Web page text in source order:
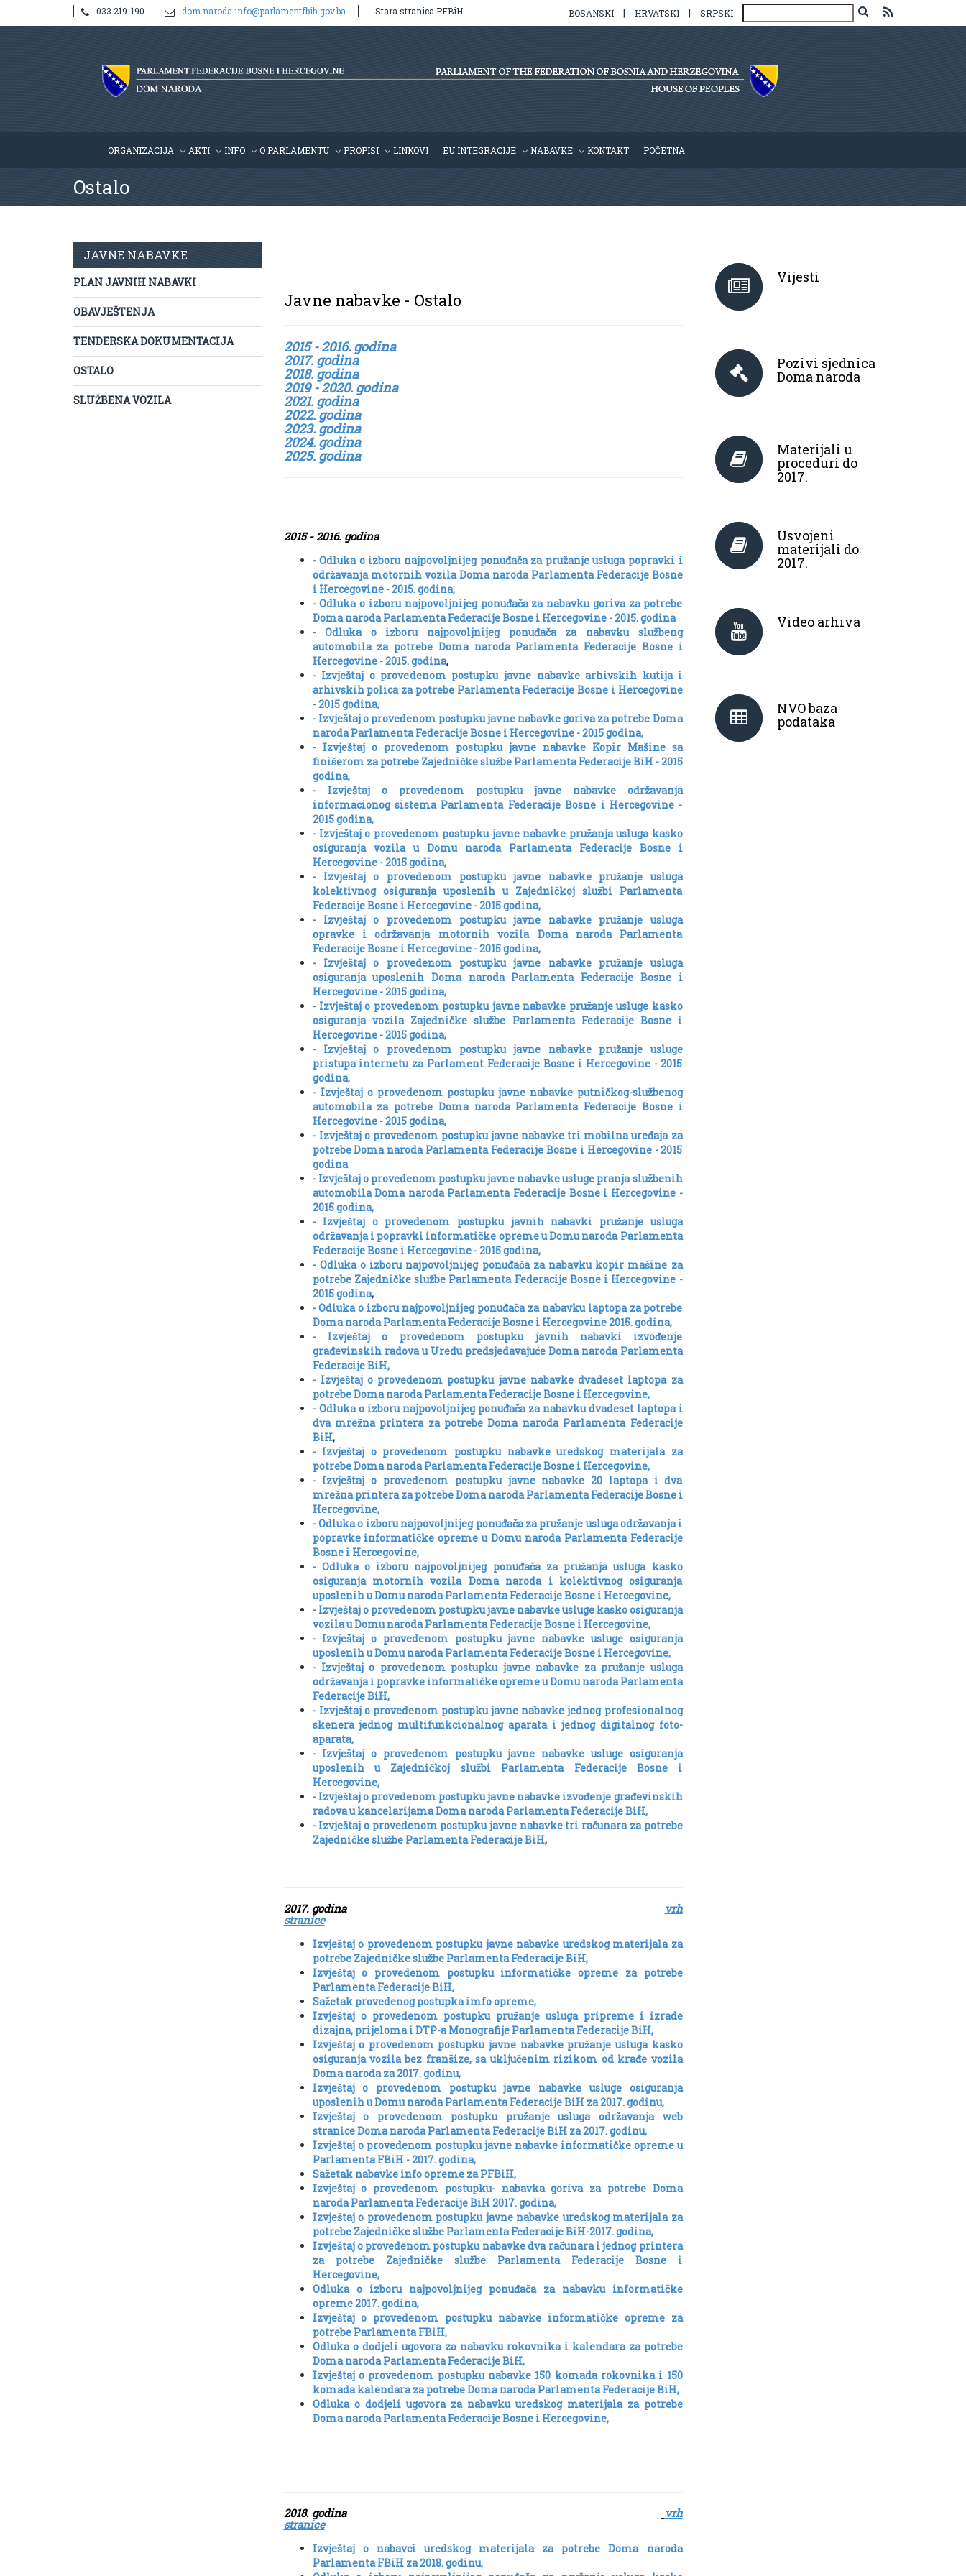
033 219-190 dom.naroda.info@parlamentfbih.gov.ba Stara stranica PFBiH BOSANSKI | HRVATSKI | SRPSKI
ORGANIZACIJA AKTI INFO O PARLAMENTU PROPISI LINKOVI EU INTEGRACIJE NABAVKE KONTAKT POČETNA
Ostalo
JAVNE NABAVKE
PLAN JAVNIH NABAVKI
OBAVJEŠTENJA
TENDERSKA DOKUMENTACIJA
OSTALO
SLUŽBENA VOZILA
Javne nabavke - Ostalo
2015 - 2016. godina
2017. godina
2018. godina
2019 - 2020. godina
2021. godina
2022. godina
2023. godina
2024. godina
2025. godina
2015 - 2016. godina
-Odluka o izboru najpovoljnijeg ponuđača za pružanje usluga popravki i
održavanja motornih vozila Doma naroda Parlamenta Federacije Bosne
i Hercegovine - 2015. godina,
- Odluka o izboru najpovoljnijeg ponuđača za nabavku goriva za potrebe
Doma naroda Parlamenta Federacije Bosne i Hercegovine - 2015. godina
- Odluka o izboru najpovoljnijeg ponuđača za nabavku službeng
automobila za potrebe Doma naroda Parlamenta Federacije Bosne i
Hercegovine - 2015. godina,
- Izvještaj o provedenom postupku javne nabavke arhivskih kutija i
arhivskih polica za potrebe Parlamenta Federacije Bosne i Hercegovine
- 2015 godina,
- Izvještaj o provedenom postupku javne nabavke goriva za potrebe Doma
naroda Parlamenta Federacije Bosne i Hercegovine - 2015 godina,
- Izvještaj o provedenom postupku javne nabavke Kopir Mašine sa
finišerom za potrebe Zajedničke službe Parlamenta Federacije BiH - 2015
godina,
- Izvještaj o provedenom postupku javne nabavke održavanja
informacionog sistema Parlamenta Federacije Bosne i Hercegovine -
2015 godina,
- Izvještaj o provedenom postupku javne nabavke pružanja usluga kasko
osiguranja vozila u Domu naroda Parlamenta Federacije Bosne i
Hercegovine - 2015 godina,
- Izvještaj o provedenom postupku javne nabavke pružanje usluga
kolektivnog osiguranja uposlenih u Zajedničkoj službi Parlamenta
Federacije Bosne i Hercegovine - 2015 godina,
- Izvještaj o provedenom postupku javne nabavke pružanje usluga
opravke i održavanja motornih vozila Doma naroda Parlamenta
Federacije Bosne i Hercegovine - 2015 godina,
- Izvještaj o provedenom postupku javne nabavke pružanje usluga
osiguranja uposlenih Doma naroda Parlamenta Federacije Bosne i
Hercegovine - 2015 godina,
- Izvještaj o provedenom postupku javne nabavke pružanje usluge kasko
osiguranja vozila Zajedničke službe Parlamenta Federacije Bosne i
Hercegovine - 2015 godina,
- Izvještaj o provedenom postupku javne nabavke pružanje usluge
pristupa internetu za Parlament Federacije Bosne i Hercegovine - 2015
godina,
- Izvještaj o provedenom postupku javne nabavke putničkog-službenog
automobila za potrebe Doma naroda Parlamenta Federacije Bosne i
Hercegovine - 2015 godina,
- Izvještaj o provedenom postupku javne nabavke tri mobilna uređaja za
potrebe Doma naroda Parlamenta Federacije Bosne i Hercegovine - 2015
godina
- Izvještaj o provedenom postupku javne nabavke usluge pranja službenih
automobila Doma naroda Parlamenta Federacije Bosne i Hercegovine -
2015 godina,
- Izvještaj o provedenom postupku javnih nabavki pružanje usluga
održavanja i popravki informatičke opreme u Domu naroda Parlamenta
Federacije Bosne i Hercegovine - 2015 godina,
- Odluka o izboru najpovoljnijeg ponuđača za nabavku kopir mašine za
potrebe Zajedničke službe Parlamenta Federacije Bosne i Hercegovine -
2015 godina,
- Odluka o izboru najpovoljnijeg ponuđača za nabavku laptopa za potrebe
Doma naroda Parlamenta Federacije Bosne i Hercegovine 2015. godina,
- Izvještaj o provedenom postupku javnih nabavki izvođenje
građevinskih radova u Uredu predsjedavajuće Doma naroda Parlamenta
Federacije BiH,
- Izvještaj o provedenom postupku javne nabavke dvadeset laptopa za
potrebe Doma naroda Parlamenta Federacije Bosne i Hercegovine,
- Odluka o izboru najpovoljnijeg ponuđača za nabavku dvadeset laptopa i
dva mrežna printera za potrebe Doma naroda Parlamenta Federacije
BiH,
- Izvještaj o provedenom postupku nabavke uredskog materijala za
potrebe Doma naroda Parlamenta Federacije Bosne i Hercegovine,
- Izvještaj o provedenom postupku javne nabavke 20 laptopa i dva
mrežna printera za potrebe Doma naroda Parlamenta Federacije Bosne i
Hercegovine,
- Odluka o izboru najpovoljnijeg ponuđača za pružanje usluga održavanja i
popravke informatičke opreme u Domu naroda Parlamenta Federacije
Bosne i Hercegovine,
- Odluka o izboru najpovoljnijeg ponuđača za pružanja usluga kasko
osiguranja motornih vozila Doma naroda i kolektivnog osiguranja
uposlenih u Domu naroda Parlamenta Federacije Bosne i Hercegovine,
- Izvještaj o provedenom postupku javne nabavke usluge kasko osiguranja
vozila u Domu naroda Parlamenta Federacije Bosne i Hercegovine,
- Izvještaj o provedenom postupku javne nabavke usluge osiguranja
uposlenih u Domu naroda Parlamenta Federacije Bosne i Hercegovine,
- Izvještaj o provedenom postupku javne nabavke za pružanje usluga
održavanja i popravke informatičke opreme u Domu naroda Parlamenta
Federacije BiH,
- Izvještaj o provedenom postupku javne nabavke jednog profesionalnog
skenera jednog multifunkcionalnog aparata i jednog digitalnog foto-
aparata,
- Izvještaj o provedenom postupku javne nabavke usluge osiguranja
uposlenih u Zajedničkoj službi Parlamenta Federacije Bosne i
Hercegovine,
- Izvještaj o provedenom postupku javne nabavke izvođenje građevinskih
radova u kancelarijama Doma naroda Parlamenta Federacije BiH,
- Izvještaj o provedenom postupku javne nabavke tri računara za potrebe
Zajedničke službe Parlamenta Federacije BiH,
2017. godina
vrh
stranice
Izvještaj o provedenom postupku javne nabavke uredskog materijala za
potrebe Zajedničke službe Parlamenta Federacije BiH,
Izvještaj o provedenom postupku informatičke opreme za potrebe
Parlamenta Federacije BiH,
Sažetak provedenog postupka imfo opreme,
Izvještaj o provedenom postupku pružanje usluga pripreme i izrade
dizajna, prijeloma i DTP-a Monografije Parlamenta Federacije BiH,
Izvještaj o provedenom postupku javne nabavke pružanje usluga kasko
osiguranja vozila bez franšize, sa uključenim rizikom od krađe vozila
Doma naroda za 2017. godinu,
Izvještaj o provedenom postupku javne nabavke usluge osiguranja
uposlenih u Domu naroda Parlamenta Federacije BiH za 2017. godinu,
Izvještaj o provedenom postupku pružanje usluga održavanja web
stranice Doma naroda Parlamenta Federacije BiH za 2017. godinu,
Izvještaj o provedenom postupku javne nabavke informatičke opreme u
Parlamenta FBiH - 2017. godina,
Sažetak nabavke info opreme za PFBiH,
Izvještaj o provedenom postupku- nabavka goriva za potrebe Doma
naroda Parlamenta Federacije BiH 2017. godina,
Izvještaj o provedenom postupku javne nabavke uredskog materijala za
potrebe Zajedničke službe Parlamenta Federacije BiH-2017. godina,
Izvještaj o provedenom postupku nabavke dva računara i jednog printera
za potrebe Zajedničke službe Parlamenta Federacije Bosne i
Hercegovine,
Odluka o izboru najpovoljnijeg ponuđača za nabavku informatičke
opreme 2017. godina,
Izvještaj o provedenom postupku nabavke informatičke opreme za
potrebe Parlamenta FBiH,
Odluka o dodjeli ugovora za nabavku rokovnika i kalendara za potrebe
Doma naroda Parlamenta Federacije BiH,
Izvještaj o provedenom postupku nabavke 150 komada rokovnika i 150
komada kalendara za potrebe Doma naroda Parlamenta Federacije BiH,
Odluka o dodjeli ugovora za nabavku uredskog materijala za potrebe
Doma naroda Parlamenta Federacije Bosne i Hercegovine,
2018. godina
vrh
stranice
Izvještaj o nabavci uredskog materijala za potrebe Doma naroda
Parlamenta FBiH za 2018. godinu,
Vijesti
Pozivi sjednica
Doma naroda
Materijali u
proceduri do
2017.
Usvojeni
materijali do
2017.
Video arhiva
NVO baza
podataka